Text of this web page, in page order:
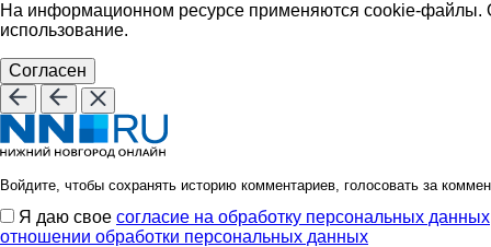
На информационном ресурсе применяются cookie-файлы.
использование.
Согласен
Войдите, чтобы сохранять историю комментариев, голосовать за
Я даю свое согласие на обработку персональных данных
отношении обработки персональных данных